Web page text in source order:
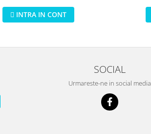
INTRA IN CONT
SOCIAL
Urmareste-ne in social media